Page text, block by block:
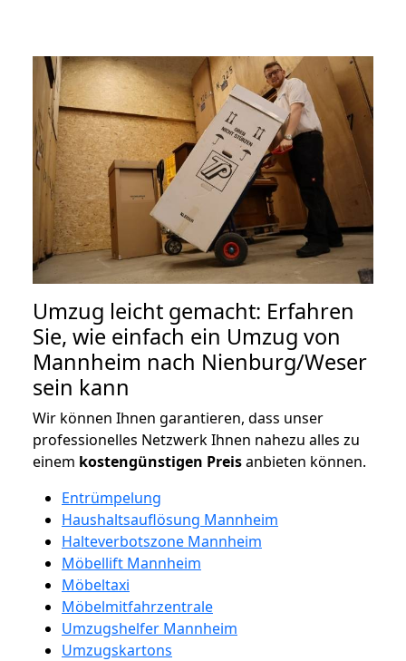
Umzug leicht gemacht: Erfahren
Sie, wie einfach ein Umzug von
Mannheim nach Nienburg/Weser
sein kann
Wir können Ihnen garantieren, dass unser
professionelles Netzwerk Ihnen nahezu alles zu
einem kostengünstigen Preisanbieten können.
Entrümpelung
Haushaltsauflösung Mannheim
Halteverbotszone Mannheim
Möbellift Mannheim
Möbeltaxi
Möbelmitfahrzentrale
Umzugshelfer Mannheim
Umzugskartons